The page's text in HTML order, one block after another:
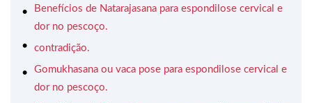
Benefícios de Natarajasana para espondilose cervical e
dor no pescoço.
contradição.
Gomukhasana ou vaca pose para espondilose cervical e
dor no pescoço.